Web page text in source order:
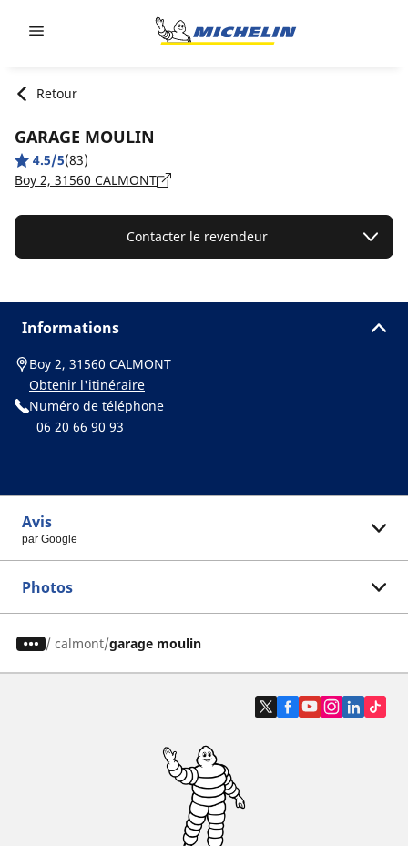
Retour
GARAGE MOULIN
4.5/5(83)
Boy 2, 31560 CALMONT
Contacter le revendeur
Informations
Boy 2, 31560 CALMONT
Obtenir l'itinéraire
Numéro de téléphone
06 20 66 90 93
Avis
par Google
Photos
/ calmont garage moulin